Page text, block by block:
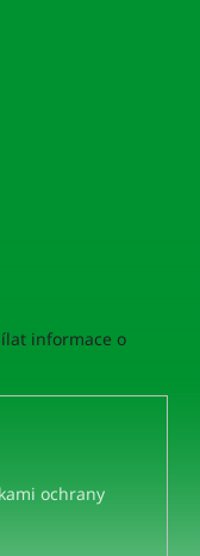
informace o
ochrany